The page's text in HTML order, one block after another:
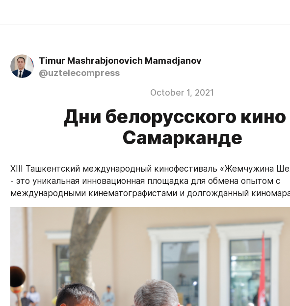
Timur Mashrabjonovich Mamadjanov
@uztelecompress
October 1, 2021
Дни белорусского кино
Самарканде
XIII Ташкентский международный кинофестиваль «Жемчужина
- это уникальная инновационная площадка для обмена опытом с
международными кинематографистами и долгожданный